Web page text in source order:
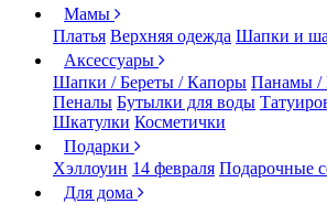
Мамы
Платья Верхняя одежда Шапки и
Аксессуары
Шапки / Береты / Капоры Панамы /
Пеналы Бутылки для воды
Шкатулки Косметички
Подарки
Хэллоуин 14 февраля Подарочные
Для дома